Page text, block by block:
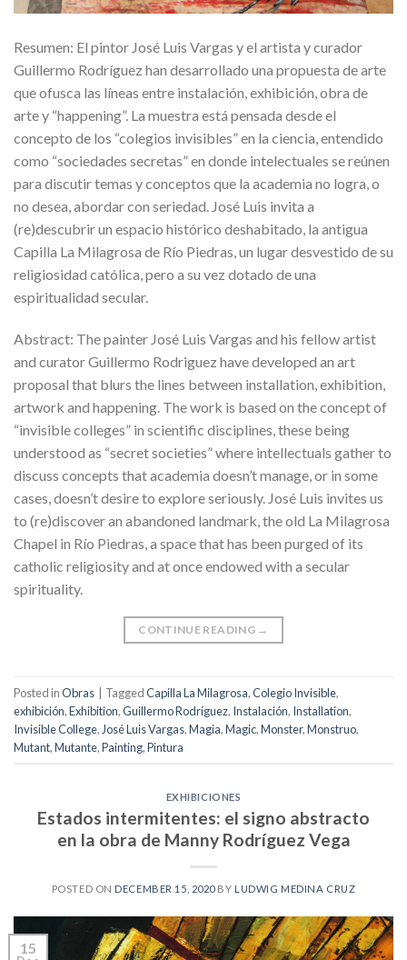
Resumen: El pintor José Luis Vargas y el artista y curador
Guillermo Rodríguez han desarrollado una propuesta de arte
que ofusca las líneas entre instalación, exhibición, obra de
arte y “happening”. La muestra está pensada desde el
concepto de los “colegios invisibles” en la ciencia, entendido
como “sociedades secretas” en donde intelectuales se reúnen
para discutir temas y conceptos que la academia no logra, o
no desea, abordar con seriedad. José Luis invita a
(re)descubrir un espacio histórico deshabitado, la antigua
Capilla La Milagrosa de Río Piedras, un lugar desvestido de su
religiosidad católica, pero a su vez dotado de una
espiritualidad secular.
Abstract: The painter José Luis Vargas and his fellow artist
and curator Guillermo Rodriguez have developed an art
proposal that blurs the lines between installation, exhibition,
artwork and happening. The work is based on the concept of
“invisible colleges” in scientific disciplines, these being
understood as “secret societies” where intellectuals gather to
discuss concepts that academia doesn’t manage, or in some
cases, doesn’t desire to explore seriously. José Luis invites us
to (re)discover an abandoned landmark, the old La Milagrosa
Chapel in Río Piedras, a space that has been purged of its
catholic religiosity and at once endowed with a secular
spirituality.
CONTINUE READING →
Posted inObras | TaggedCapilla La Milagrosa,Colegio Invisible,
exhibición,Exhibition,Guillermo Rodríguez, Instalación, Installation,
Invisible College, José Luis Vargas,Magia,Magic,Monster,Monstruo,
Mutant,Mutante,Painting,Pintura
EXHIBICIONES
Estados intermitentes: el signo abstracto
en la obra de Manny Rodríguez Vega
POSTED ON DECEMBER 15, 2020BY LUDWIG MEDINA CRUZ
15